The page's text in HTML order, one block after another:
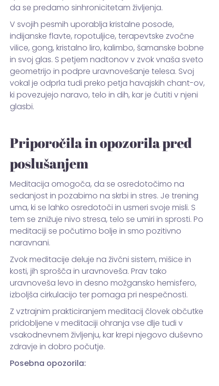
da se predamo sinhronicitetam življenja.
V svojih pesmih uporablja kristalne posode,
indijanske flavte, ropotuljice, terapevtske zvočne
vilice, gong, kristalno liro, kalimbo, šamanske bobne
in svoj glas. S petjem nadtonov v zvok vnaša sveto
geometrijo in podpre uravnovešanje telesa. Svoj
vokal je odprla tudi preko petja havajskih chant-ov,
ki povezujejo naravo, telo in dih, kar je čutiti v njeni
glasbi.
Priporočila in opozorila pred
poslušanjem
Meditacija omogoča, da se osredotočimo na
sedanjost in pozabimo na skrbi in stres. Je trening
uma, ki se lahko osredotoči in usmeri svoje misli. S
tem se znižuje nivo stresa, telo se umiri in sprosti. Po
meditaciji se počutimo bolje in smo pozitivno
naravnani.
Zvok meditacije deluje na živčni sistem, mišice in
kosti, jih sprošča in uravnoveša. Prav tako
uravnoveša levo in desno možgansko hemisfero,
izboljša cirkulacijo ter pomaga pri nespečnosti.
Z vztrajnim prakticiranjem meditacij človek občutke
pridobljene v meditaciji ohranja vse dlje tudi v
vsakodnevnem življenju, kar krepi njegovo duševno
zdravje in dobro počutje.
Posebna opozorila: